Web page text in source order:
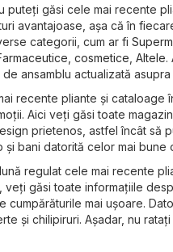
puteți găsi cele mai recente
avantajoase, așa că în
categorii, cum ar fi
cosmetice Altele.
ansamblu actualizată
recente pliante și cataloage
Aici veți găsi toate
prietenos, astfel încât să
și bani datorită celor mai bune
regulat cele mai recente
veți găsi toate informațiile
cumpărăturile mai ușoare.
și chilipiruri. Așadar, nu